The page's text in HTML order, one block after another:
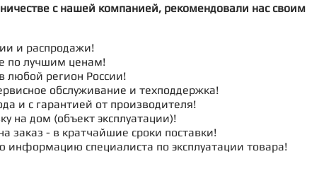
с нашей компанией, рекомендовали нас своим
и распродажи!
по лучшим ценам!
любой регион России!
обслуживание и техподдержка!
и с гарантией от производителя!
на дом (объект эксплуатации)!
заказ - в кратчайшие сроки поставки!
специалиста по эксплуатации товара!